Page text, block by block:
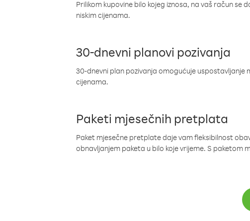
Prilikom kupovine bilo kojeg iznosa, na vaš račun
niskim cijenama.
30-dnevni planovi pozivanja
30-dnevni plan pozivanja omogućuje
cijenama.
Paketi mjesečnih pretplata
Paket mjesečne pretplate daje vam fleksibilnost
obnavljanjem paketa u bilo koje vrijeme. S